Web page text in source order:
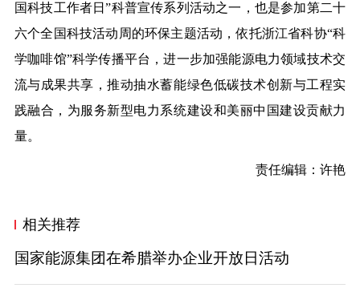
国科技工作者日”科普宣传系列活动之一，也是参加第二十
六个全国科技活动周的环保主题活动，依托浙江省科协“科
学咖啡馆”科学传播平台，进一步加强能源电力领域技术交
流与成果共享，推动抽水蓄能绿色低碳技术创新与工程实
践融合，为服务新型电力系统建设和美丽中国建设贡献力
量。
责任编辑：许艳
相关推荐
国家能源集团在希腊举办企业开放日活动